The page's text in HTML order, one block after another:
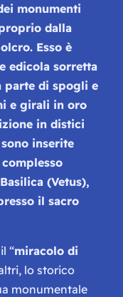
monumenti
dalla
Esso è
edicola sorretta
parte di spogli e
e girali in oro
in distici
inserite
(Vetus),
il sacro
“miracolo di
lo storico
monumentale